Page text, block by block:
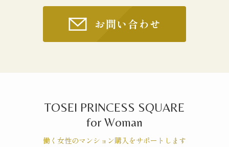
お問い合わせ
TOSEI PRINCESS SQUARE
for Woman
働く女性のマンション購入をサポートします